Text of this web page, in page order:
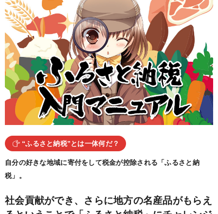
“ふるさと納税”とは一体何だ？
自分の好きな地域に寄付をして税金が控除される「ふるさと納
税」。
社会貢献ができ、さらに地方の名産品がもらえ